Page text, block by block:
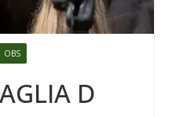
OBS
D